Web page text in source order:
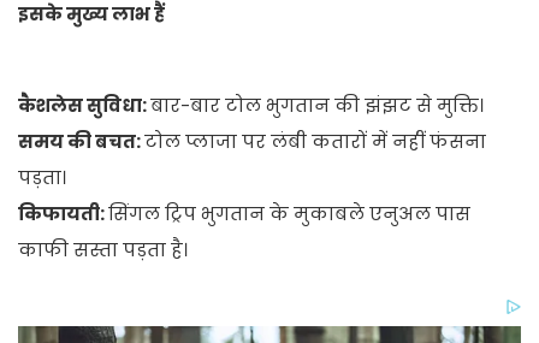
इसके मुख्य लाभ हैं
कैशलेस सुविधा:बार-बार टोल भुगतान की झंझट से मुक्ति।
समय की बचत:टोल प्लाजा पर लंबी कतारों में नहीं फंसना
पड़ता।
किफायती:सिंगल ट्रिप भुगतान के मुकाबले एनुअल पास
काफी सस्ता पड़ता है।